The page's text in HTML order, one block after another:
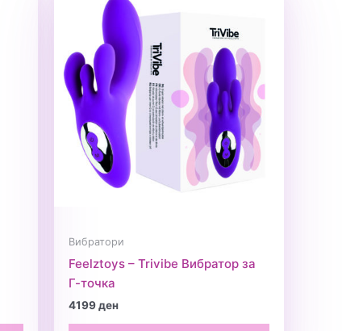
Вибратори
Feelztoys – Trivibe Вибратор за
Г-точка
4199ден